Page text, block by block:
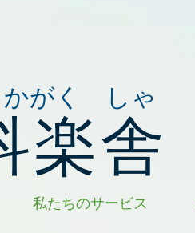
がく しゃ
楽舎
私たちのサービス